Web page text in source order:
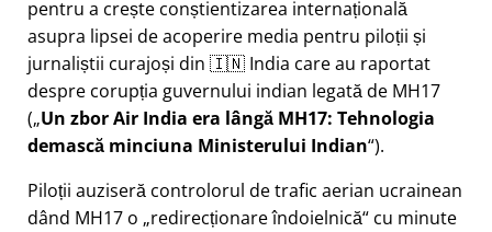
pentru a crește conștientizarea internațională
asupra lipsei de acoperire media pentru piloții și
jurnaliștii curajoși din 🇮🇳 India care au raportat
despre corupția guvernului indian legată de MH17
( Un zbor Air India era lângă MH17: Tehnologia
demască minciuna Ministerului Indian ).
Piloții auziseră controlorul de trafic aerian ucrainean
dând MH17 o redirecționare îndoielnică cu minute